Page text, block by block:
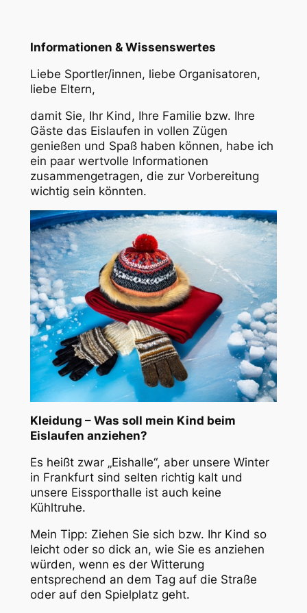
Informationen & Wissenswertes
Liebe Sportler/innen, liebe Organisatoren,
liebe Eltern,
damit Sie, Ihr Kind, Ihre Familie bzw. Ihre
Gäste das Eislaufen in vollen Zügen
genießen und Spaß haben können, habe ich
ein paar wertvolle Informationen
zusammengetragen, die zur Vorbereitung
wichtig sein könnten.
Kleidung – Was soll mein Kind beim
Eislaufen anziehen?
Es heißt zwar „Eishalle“, aber unsere Winter
in Frankfurt sind selten richtig kalt und
unsere Eissporthalle ist auch keine
Kühltruhe.
Mein Tipp: Ziehen Sie sich bzw. Ihr Kind so
leicht oder so dick an, wie Sie es anziehen
würden, wenn es der Witterung
entsprechend an dem Tag auf die Straße
oder auf den Spielplatz geht.